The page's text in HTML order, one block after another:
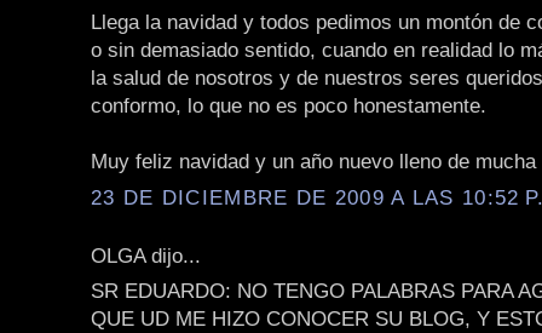
Llega la navidad y todos pedimos un montón de
o sin demasiado sentido, cuando en realidad lo
la salud de nosotros y de nuestros seres
conformo, lo que no es poco honestamente.
Muy feliz navidad y un año nuevo lleno de mucha
23 DE DICIEMBRE DE 2009 A LAS 10:52
OLGA dijo...
SR EDUARDO: NO TENGO PALABRAS PARA
QUE UD ME HIZO CONOCER SU BLOG, Y